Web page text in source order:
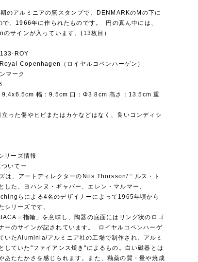
のアルミニアの窯スタンプで、DENMARKのMの下に
で、1966年に作られたものです。 円の真ん中には、
サインが入っています。(13枚目）
ROY
Royal Copenhagen（ロイヤルコペンハーゲン）
マーク
9.4x6.5cm 幅：9.5cm 口：Φ3.8cm 高さ：13.5cm 重
立った傷やヒビまたはカケなどはなく、良いコンディシ
リーズ情報
いてー
は、アートディレクターのNils Thorsson/ニルス・ト
した、ヨハンヌ・ギャバー、エレン・マルマー、
らによる4名のデザイナーによって1965年頃から
シリーズです。
＝指輪」を意味し、陶器の底面にはリング状のロゴ
ーのサインが記されています。 ロイヤルコペンハーゲ
いたAluminia/アルミニア社の工場で制作され、アルミ
していた"ファイアンス焼き"によるもの。白い磁器とは
あたたかさを感じられます。また、釉薬の質・量や焼成